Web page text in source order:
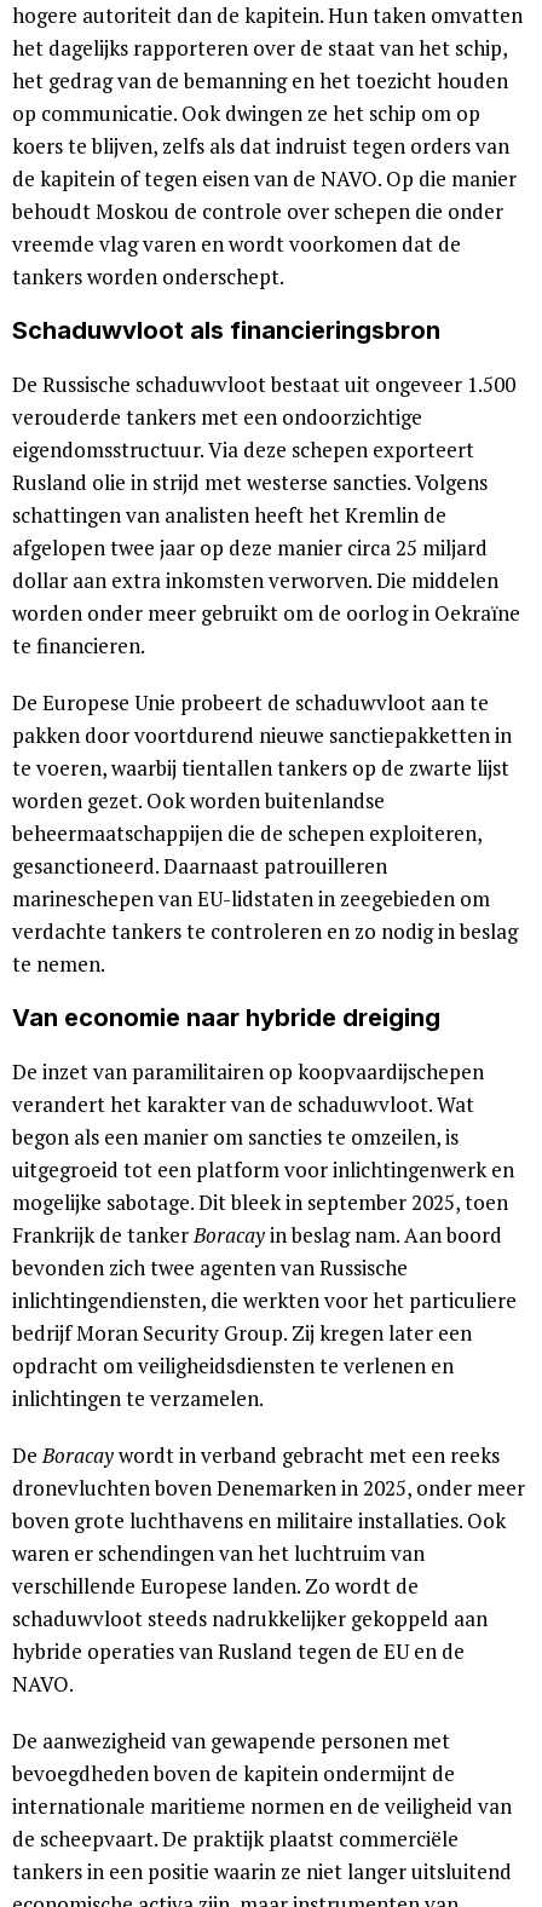
hogere autoriteit dan de kapitein. Hun taken omvatten
het dagelijks rapporteren over de staat van het schip,
het gedrag van de bemanning en het toezicht houden
op communicatie. Ook dwingen ze het schip om op
koers te blijven, zelfs als dat indruist tegen orders van
de kapitein of tegen eisen van de NAVO. Op die manier
behoudt Moskou de controle over schepen die onder
vreemde vlag varen en wordt voorkomen dat de
tankers worden onderschept.
Schaduwvloot als financieringsbron
De Russische schaduwvloot bestaat uit ongeveer 1.500
verouderde tankers met een ondoorzichtige
eigendomsstructuur. Via deze schepen exporteert
Rusland olie in strijd met westerse sancties. Volgens
schattingen van analisten heeft het Kremlin de
afgelopen twee jaar op deze manier circa 25 miljard
dollar aan extra inkomsten verworven. Die middelen
worden onder meer gebruikt om de oorlog in Oekraïne
te financieren.
De Europese Unie probeert de schaduwvloot aan te
pakken door voortdurend nieuwe sanctiepakketten in
te voeren, waarbij tientallen tankers op de zwarte lijst
worden gezet. Ook worden buitenlandse
beheermaatschappijen die de schepen exploiteren,
gesanctioneerd. Daarnaast patrouilleren
marineschepen van EU-lidstaten in zeegebieden om
verdachte tankers te controleren en zo nodig in beslag
te nemen.
Van economie naar hybride dreiging
De inzet van paramilitairen op koopvaardijschepen
verandert het karakter van de schaduwvloot. Wat
begon als een manier om sancties te omzeilen, is
uitgegroeid tot een platform voor inlichtingenwerk en
mogelijke sabotage. Dit bleek in september 2025, toen
Frankrijk de tankerBoracayin beslag nam. Aan boord
bevonden zich twee agenten van Russische
inlichtingendiensten, die werkten voor het particuliere
bedrijf Moran Security Group. Zij kregen later een
opdracht om veiligheidsdiensten te verlenen en
inlichtingen te verzamelen.
DeBoracaywordt in verband gebracht met een reeks
dronevluchten boven Denemarken in 2025, onder meer
boven grote luchthavens en militaire installaties. Ook
waren er schendingen van het luchtruim van
verschillende Europese landen. Zo wordt de
schaduwvloot steeds nadrukkelijker gekoppeld aan
hybride operaties van Rusland tegen de EU en de
NAVO.
De aanwezigheid van gewapende personen met
bevoegdheden boven de kapitein ondermijnt de
internationale maritieme normen en de veiligheid van
de scheepvaart. De praktijk plaatst commerciële
tankers in een positie waarin ze niet langer uitsluitend